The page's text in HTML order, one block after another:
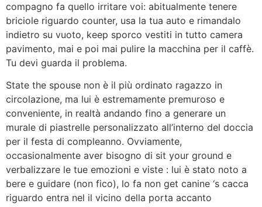
compagno fa quello irritare voi: abitualmente tenere
briciole riguardo counter, usa la tua auto e rimandalo
indietro su vuoto, keep sporco vestiti in tutto camera
pavimento, mai e poi mai pulire la macchina per il caffè.
Tu devi guarda il problema.
State the spouse non è il più ordinato ragazzo in
circolazione, ma lui è estremamente premuroso e
conveniente, in realtà andando fino a generare un
murale di piastrelle personalizzato all’interno del doccia
per il festa di compleanno. Ovviamente,
occasionalmente aver bisogno di sit your ground e
verbalizzare le tue emozioni e viste : lui è stato noto a
bere e guidare (non fico), lo fa non get canine ‘s cacca
riguardo entra nel il vicino della porta accanto